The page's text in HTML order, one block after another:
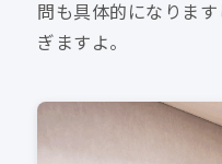
問も具体的になりま
ぎますよ。